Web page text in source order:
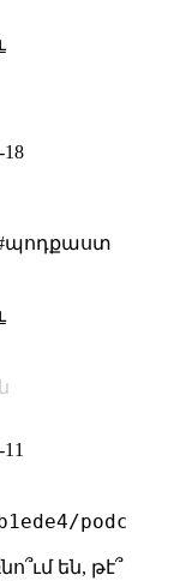
18
են, թէ՞